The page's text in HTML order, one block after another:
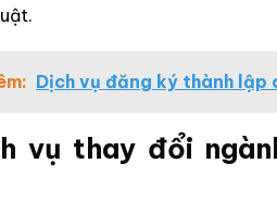
Dịch vụ đăng ký thành lập
vụ thay đổi